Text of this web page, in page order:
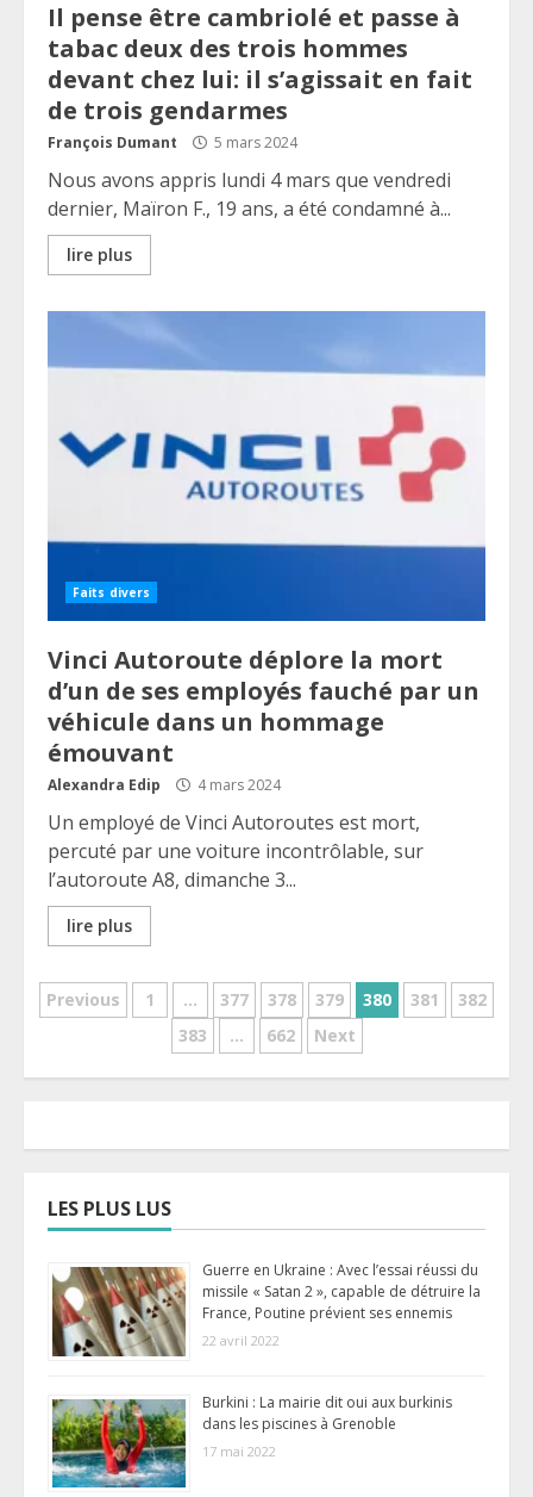
Il pense être cambriolé et passe à
tabac deux des trois hommes
devant chez lui: il s’agissait en fait
de trois gendarmes
François Dumant 5 mars 2024
Nous avons appris lundi 4 mars que vendredi
dernier, Maïron F., 19 ans, a été condamné à...
lire plus
Faits divers
Vinci Autoroute déplore la mort
d’un de ses employés fauché par un
véhicule dans un hommage
émouvant
Alexandra Edip 4 mars 2024
Un employé de Vinci Autoroutes est mort,
percuté par une voiture incontrôlable, sur
l’autoroute A8, dimanche 3...
lire plus
Pagination
Previous 1 … 377 378 379 380 381
382
383
… 662 Next
LES PLUS LUS
Guerre en Ukraine : Avec l’essai réussi du
missile « Satan 2 », capable de détruire la
France, Poutine prévient ses ennemis
22 avril 2022
Burkini : La mairie dit oui aux burkinis
dans les piscines à Grenoble
17 mai 2022